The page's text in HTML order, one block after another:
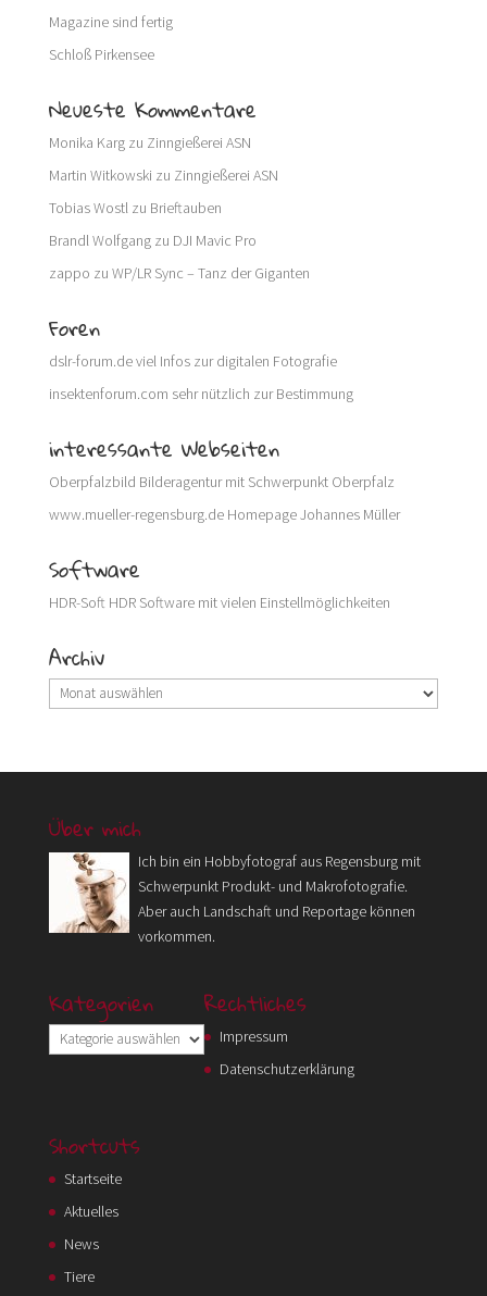
Magazine sind fertig
Schloß Pirkensee
Neueste Kommentare
Monika Kargzu Zinngießerei ASN
Martin Witkowski zu Zinngießerei ASN
Tobias Wostlzu Brieftauben
Brandl Wolfgangzu DJI Mavic Pro
zappo zu WP/LR Sync – Tanz der Giganten
Foren
dslr-forum.deviel Infos zur digitalen Fotografie
insektenforum.com sehr nützlich zur Bestimmung
interessante Webseiten
Oberpfalzbild Bilderagentur mit Schwerpunkt Oberpfalz
www.mueller-regensburg.deHomepage Johannes Müller
Software
HDR-SoftHDR Software mit vielen Einstellmöglichkeiten
Archiv
Archiv
Über mich
Ich bin ein Hobbyfotograf aus Regensburg mit
Schwerpunkt Produkt- und Makrofotografie.
Aber auch Landschaft und Reportage können
vorkommen.
Kategorien
Kategorien
Rechtliches
Impressum
Datenschutzerklärung
Shortcuts
Startseite
Aktuelles
News
Tiere